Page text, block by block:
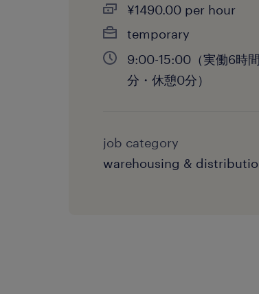
¥1490.00 per hour
temporary
9:00-15:00（実働6時
分・休憩0分）
job category
warehousing &